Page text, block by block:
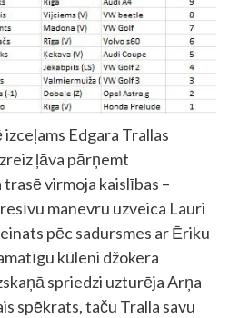
izceļams Edgara Trallas
ļāva pārņemt
virmoja kaislības –
manevru uzveica Lauri
pēc sadursmes ar Ēriku
kūleni džokera
spriedzi uzturēja Arņa
spēkrats, taču Tralla savu